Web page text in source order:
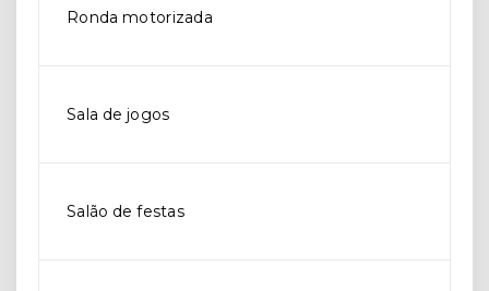
Ronda motorizada
Sala de jogos
Salão de festas